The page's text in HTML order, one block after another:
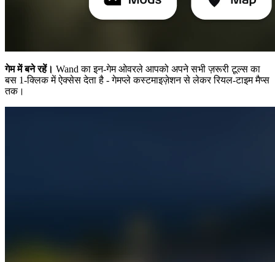
गेम में बने रहें। Wand का इन-गेम ओवरले आपको अपने सभी ज़रूरी टूल्स का
बस 1-क्लिक में ऐक्सेस देता है - गेमप्ले कस्टमाइज़ेशन से लेकर रियल-टाइम मैप्स
तक।